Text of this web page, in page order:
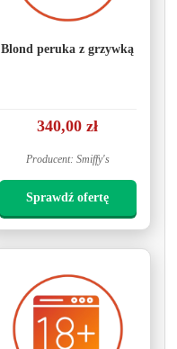
Blond peruka z grzywką
340,00 zł
Producent: Smiffy's
Sprawdź ofertę